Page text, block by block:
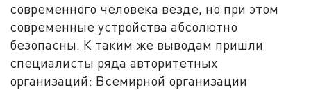
современного человека везде, но при этом
современные устройства абсолютно
безопасны. К таким же выводам пришли
специалисты ряда авторитетных
организаций: Всемирной организации